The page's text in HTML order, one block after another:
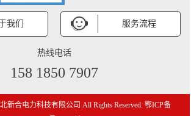
我们 服务流程
热线电话
158 1850 7907
新合电力科技有限公司 All Rights Reserved. 鄂ICP备